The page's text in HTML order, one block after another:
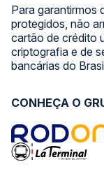
Para garantirmos
protegidos, não
cartão de crédito
criptografia e de
bancárias do
CONHEÇA O